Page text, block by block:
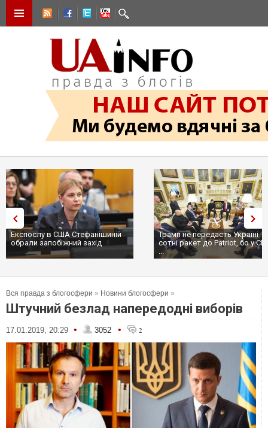
Експослу в США Стефанішиній
обрали запобіжний захід
Трамп не передасть Україні
сотні ракет до Patriot, бо у
...
Вся правда з блогосфери » Новини блогосфери »
Штучний безлад напередодні виборів
17.01.2019, 20:29 • 3052 • 2